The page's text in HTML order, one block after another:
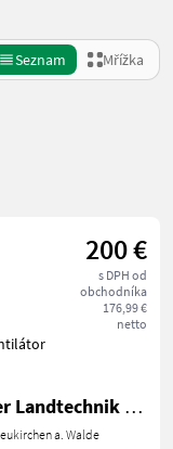
Seznam Mřížka
200 €
s DPH od
obchodníka
176,99 €
netto
Strasser Landtechnik GmbH
a. Walde